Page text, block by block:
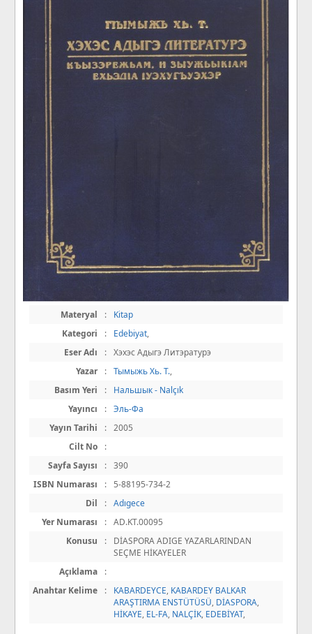
Materyal :
Kitap
Kategori
: Edebiyat,
Eser Adı
: Хэхэс Адыгэ Литэратурэ
Yazar
: Тымыжь Хь. Т.,
Basım Yeri
:
Нальшык - Nalçık
Yayıncı
: Эль-Фа
Yayın Tarihi
: 2005
Cilt No
:
Sayfa Sayısı
: 390
ISBN Numarası
:
5-88195-734-2
Dil
: Adıgece
Yer Numarası
: AD.KT.00095
Konusu
:
DİASPORA ADIGE YAZARLARINDAN
SEÇME HİKAYELER
Açıklama
:
Anahtar Kelime
: KABARDEYCE, KABARDEY BALKAR
ARAŞTIRMA ENSTÜTÜSÜ, DİASPORA,
HİKAYE, EL-FA, NALÇİK, EDEBİYAT,